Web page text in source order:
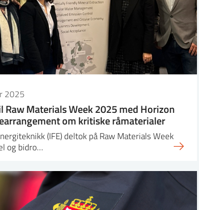
2025
Raw Materials Week 2025 med Horizon
om kritiske råmaterialer
(IFE) deltok på Raw Materials Week
og bidro…